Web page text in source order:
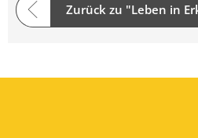
Zurück zu "Leben in